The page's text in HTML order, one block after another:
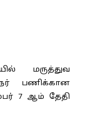
மருத்துவ
பணிக்கான
7 ஆம் தேதி